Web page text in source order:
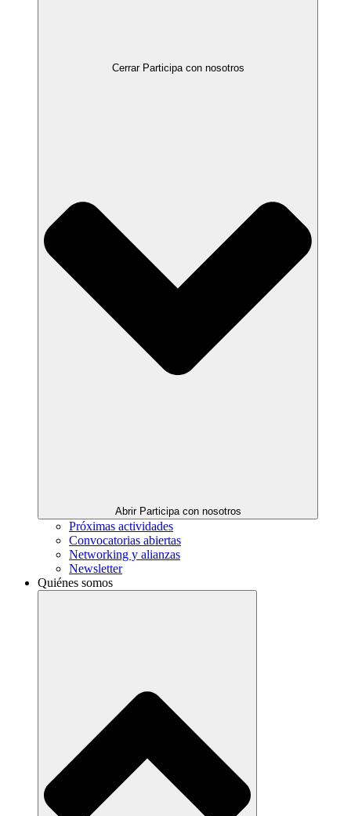
Cerrar Participa con nosotros
Abrir Participa con nosotros
Próximas actividades
Convocatorias abiertas
Networking y alianzas
Newsletter
Quiénes somos